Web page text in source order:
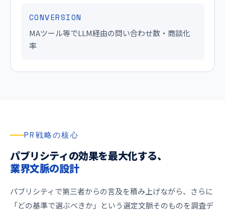
CONVERSION
MAツール等でLLM経由の問い合わせ数・商談化
率
PR戦略の核心
パブリシティの効果を最大化する、
業界文脈の設計
パブリシティで第三者からの言及を積み上げながら、さらに
「どの基準で選ぶべきか」という選定文脈そのものを調査デ